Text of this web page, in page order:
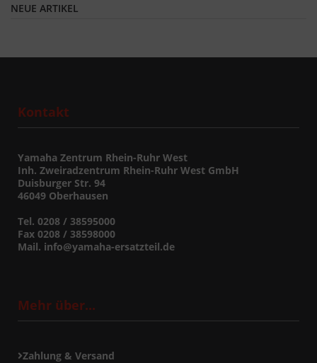
NEUE ARTIKEL
Kontakt
Yamaha Zentrum Rhein-Ruhr West
Inh. Zweiradzentrum Rhein-Ruhr West GmbH
Duisburger Str. 94
46049 Oberhausen
Tel. 0208 / 38595000
Fax 0208 / 38598000
Mail. info@yamaha-ersatzteil.de
Mehr über...
Zahlung & Versand